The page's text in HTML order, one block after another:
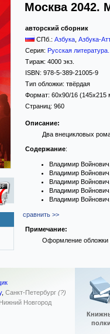
Москва 2042.
авторский сборник
СПб.: Азбука Азбука-
Серия: Русская
Тираж: 4000 экз.
ISBN: 978-5-389-21005-9
Тип обложки: твёрдая
Формат: 60x90/16 (145x215
Страниц: 960
Описание:
Два внецикловых
Содержание:
Владимир Войнович.
Владимир Войнович.
Владимир Войнович.
Владимир Войнович.
Владимир Войнович.
сравнить >>
Примечание:
Оформление обложки
, Санкт-Петербург (?)
Нижний Новгород
полки